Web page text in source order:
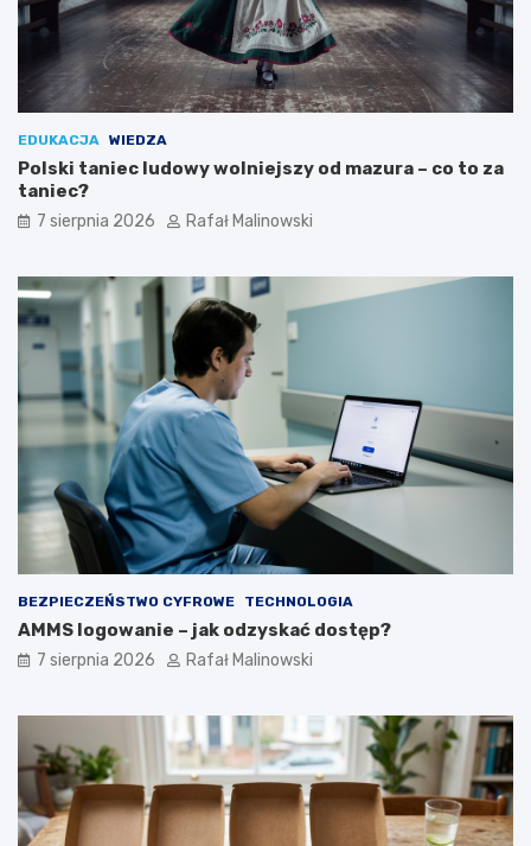
EDUKACJA WIEDZA
Polski taniec ludowy wolniejszy od mazura – co to za
taniec?
7 sierpnia 2026 Rafał Malinowski
BEZPIECZEŃSTWO CYFROWE TECHNOLOGIA
AMMS logowanie – jak odzyskać dostęp?
7 sierpnia 2026 Rafał Malinowski